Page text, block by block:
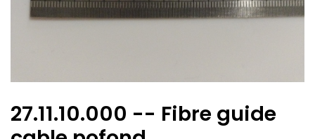
27.11.10.000 -- Fibre guide